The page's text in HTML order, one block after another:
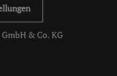
& Co. KG